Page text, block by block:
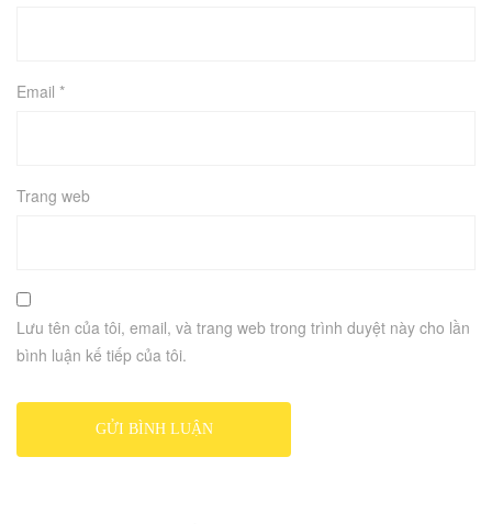
Email *
Trang web
Lưu tên của tôi, email, và trang web trong trình duyệt này cho lần
bình luận kế tiếp của tôi.